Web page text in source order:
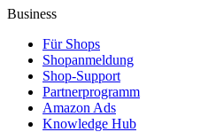
Business
Für Shops
Shopanmeldung
Shop-Support
Partnerprogramm
Amazon Ads
Knowledge Hub